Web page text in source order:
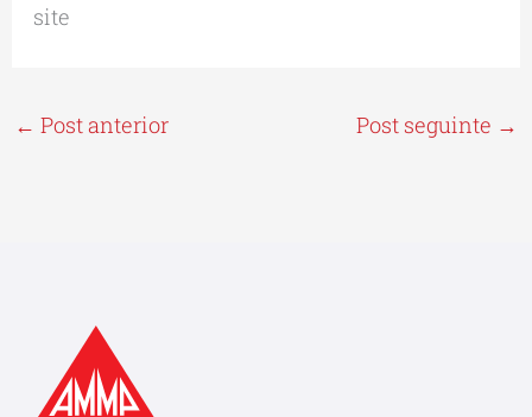
site
← Post anterior Post seguinte →